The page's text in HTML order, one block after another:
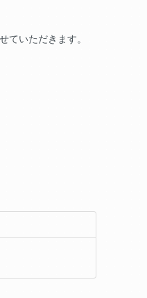
ていただきます。